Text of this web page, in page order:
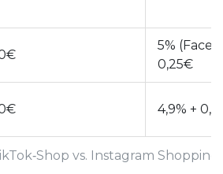
vs. Instagram
5%
0,25€
4,9% +